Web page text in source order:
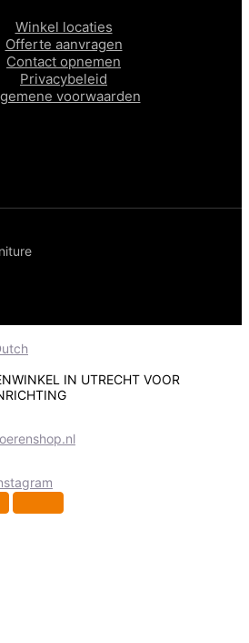
Winkel locaties
Offerte aanvragen
Contact opnemen
Privacybeleid
voorwaarden
IN UTRECHT VOOR